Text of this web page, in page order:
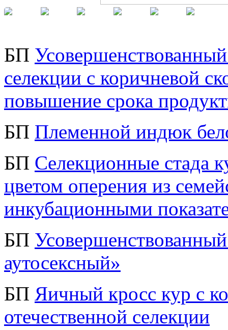
БП
селекции с коричневой
повышение срока
БП Племенной индюк
БП Селекционные стада
цветом оперения из
инкубационными
БП
аутосексный»
БП Яичный кросс кур с
отечественной селекции